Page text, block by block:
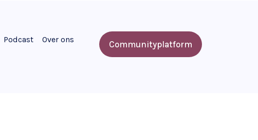
Podcast Over ons Communityplatform